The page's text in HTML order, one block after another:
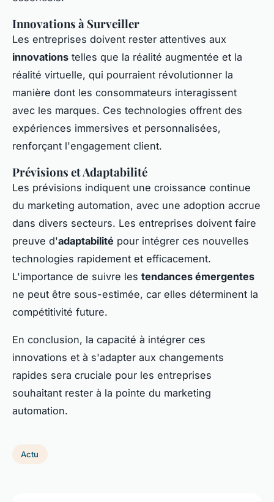
Innovations à Surveiller
Les entreprises doivent rester attentives aux
innovations telles que la réalité augmentée et la
réalité virtuelle, qui pourraient révolutionner la
manière dont les consommateurs interagissent
avec les marques. Ces technologies offrent des
expériences immersives et personnalisées,
renforçant l'engagement client.
Prévisions et Adaptabilité
Les prévisions indiquent une croissance continue
du marketing automation, avec une adoption accrue
dans divers secteurs. Les entreprises doivent faire
preuve d'adaptabilité pour intégrer ces nouvelles
technologies rapidement et efficacement.
L'importance de suivre les tendances émergentes
ne peut être sous-estimée, car elles déterminent la
compétitivité future.
En conclusion, la capacité à intégrer ces
innovations et à s'adapter aux changements
rapides sera cruciale pour les entreprises
souhaitant rester à la pointe du marketing
automation.
Actu